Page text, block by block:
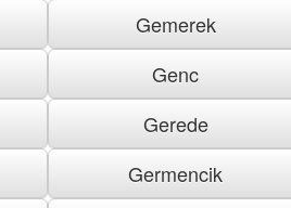
Gemerek
Genc
Gerede
Germencik